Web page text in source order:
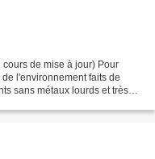
de mise à jour) Pour
l'environnement faits de
sans métaux lourds et très